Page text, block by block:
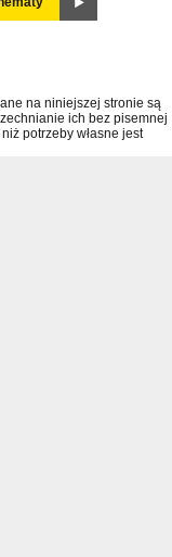
na niniejszej stronie są
ich bez pisemnej
potrzeby własne jest